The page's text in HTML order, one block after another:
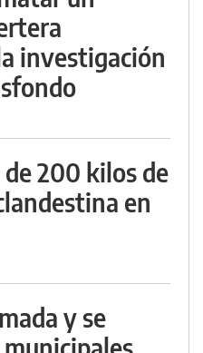
investigación
200 kilos de
en
y se